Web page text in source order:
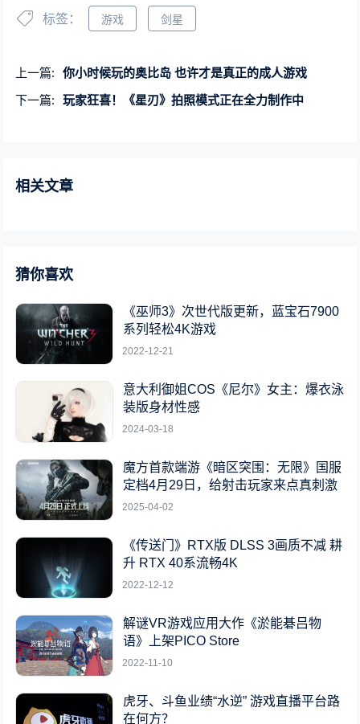
标签： 游戏 剑星
上一篇:
你小时候玩的奥比岛 也许才是真正的成人游戏
下一篇:
玩家狂喜！《星刃》拍照模式正在全力制作中
相关文章
猜你喜欢
《巫师3》次世代版更新，蓝宝石7900
系列轻松4K游戏
2022-12-21
意大利御姐COS《尼尔》女主：爆衣泳
装版身材性感
2024-03-18
魔方首款端游《暗区突围：无限》国服
定档4月29日，给射击玩家来点真刺激
2025-04-02
《传送门》RTX版 DLSS 3画质不减 耕
升 RTX 40系流畅4K
2022-12-12
解谜VR游戏应用大作《淤能碁吕物
语》上架PICO Store
2022-11-10
虎牙、斗鱼业绩“水逆” 游戏直播平台路
在何方？